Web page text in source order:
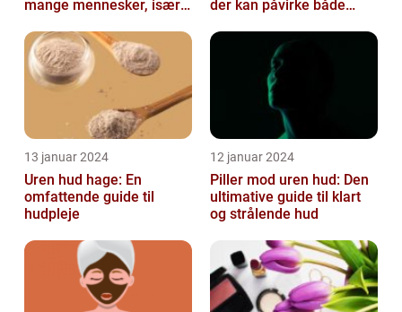
mange mennesker, især i
der kan påvirke både
13 januar 2024
Uren hud hage: En
omfattende guide til
hudpleje
12 januar 2024
Piller mod uren hud: Den
ultimative guide til klart
og strålende hud